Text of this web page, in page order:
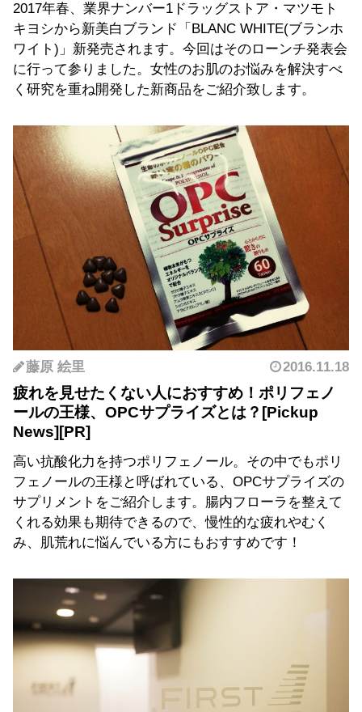
2017年春、業界ナンバー1ドラッグストア・マツモト
キヨシから新美白ブランド「BLANC WHITE(ブランホ
ワイト)」新発売されます。今回はそのローンチ発表会
に行って参りました。女性のお肌のお悩みを解決すべ
く研究を重ね開発した新商品をご紹介致します。
藤原 絵里 2016.11.18
疲れを見せたくない人におすすめ！ポリフェノ
ールの王様、OPCサプライズとは？
高い抗酸化力を持つポリフェノール。その中でもポリ
フェノールの王様と呼ばれている、OPCサプライズの
サプリメントをご紹介します。腸内フローラを整えて
くれる効果も期待できるので、慢性的な疲れやむく
み、肌荒れに悩んでいる方にもおすすめです！